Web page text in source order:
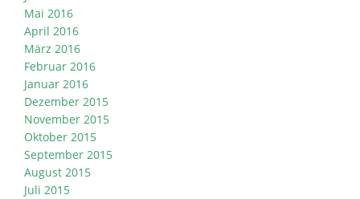
Mai 2016
April 2016
März 2016
Februar 2016
Januar 2016
Dezember 2015
November 2015
Oktober 2015
September 2015
August 2015
Juli 2015